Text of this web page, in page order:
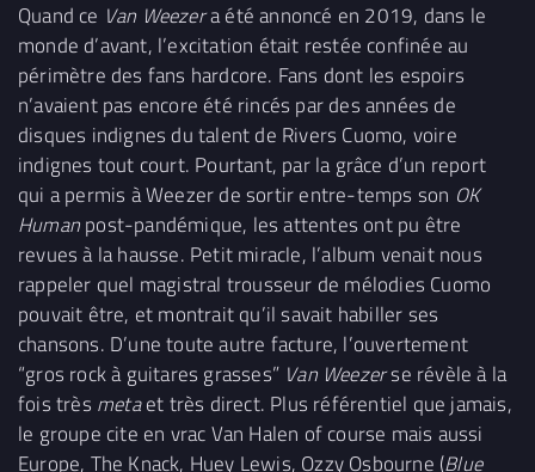
Quand ce Van Weezera été annoncé en 2019, dans le
monde d’avant, l’excitation était restée confinée au
périmètre des fans hardcore. Fans dont les espoirs
n’avaient pas encore été rincés par des années de
disques indignes du talent de Rivers Cuomo, voire
indignes tout court. Pourtant, par la grâce d’un report
qui a permis à Weezer de sortir entre-temps son OK
Human post-pandémique, les attentes ont pu être
revues à la hausse. Petit miracle, l’album venait nous
rappeler quel magistral trousseur de mélodies Cuomo
pouvait être, et montrait qu’il savait habiller ses
chansons. D’une toute autre facture, l’ouvertement
“gros rock à guitares grasses” Van Weezerse révèle à la
fois très metaet très direct. Plus référentiel que jamais,
le groupe cite en vrac Van Halen of course mais aussi
Europe, The Knack, Huey Lewis, Ozzy Osbourne (Blue